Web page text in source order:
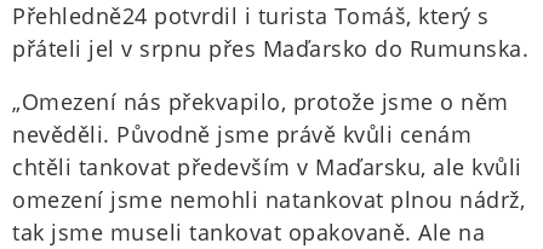
Přehledně24 potvrdil i turista Tomáš, který s
přáteli jel v srpnu přes Maďarsko do Rumunska.
„Omezení nás překvapilo, protože jsme o něm
nevěděli. Původně jsme právě kvůli cenám
chtěli tankovat především v Maďarsku, ale kvůli
omezení jsme nemohli natankovat plnou nádrž,
tak jsme museli tankovat opakovaně. Ale na